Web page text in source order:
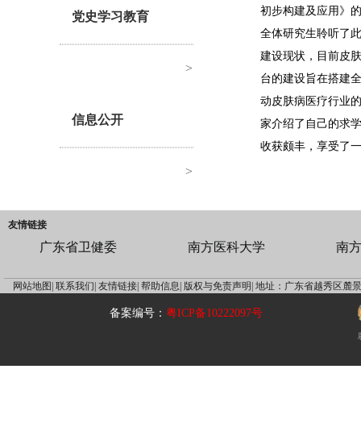
党史学习教育
>
信息公开
>
初步构建及应用》
全体研究生聆听了
建设现状，目前皮
台的建设旨在搭建
动皮肤病医疗行业
家介绍了自己的求
收获颇丰，享受了
友情链接
广东省卫健委 南方医科大学 南
网站地图| 联系我们| 友情链接| 帮助信息| 版权与免责声明| 地址：广东省越秀区麓
备案编号：粤ICP备10222097号